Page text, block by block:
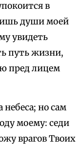
в
души моей
увидеть
путь жизни,
пред лицем
небеса; но сам
моему: седи
врагов Твоих